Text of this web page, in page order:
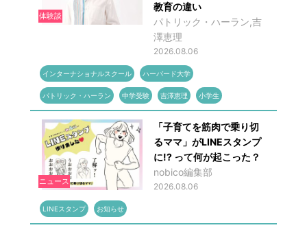
体験談
教育の違い
パトリック・ハーラン,吉
澤恵理
2026.08.06
インターナショナルスクール ハーバード大学
パトリック・ハーラン 中学受験 吉澤恵理 小学生
ニュース
「子育てを筋肉で乗り切
るママ」がLINEスタンプ
に!? って何が起こった？
nobico編集部
2026.08.06
LINEスタンプ お知らせ